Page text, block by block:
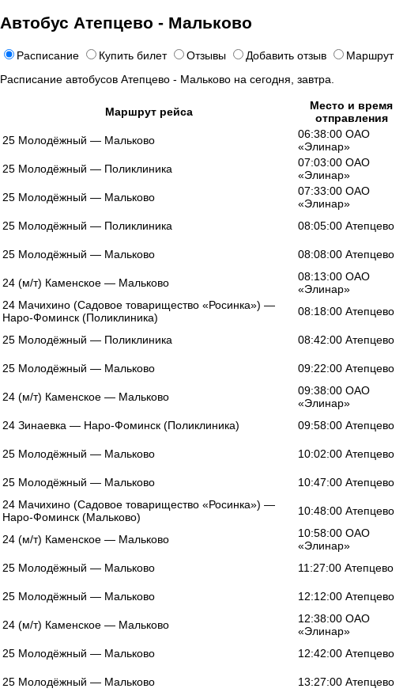
Автобус Атепцево - Мальково
Расписание Купить билет Отзывы Добавить отзыв
Маршрут
Расписание автобусов Атепцево - Мальково на сегодня, завтра.
Маршрут рейса
Место и время
отправления
25 Молодёжный — Мальково
06:38:00 ОАО
«Элинар»
25 Молодёжный — Поликлиника
07:03:00 ОАО
«Элинар»
25 Молодёжный — Мальково
07:33:00 ОАО
«Элинар»
25 Молодёжный — Поликлиника 08:05:00 Атепцево
25 Молодёжный — Мальково 08:08:00 Атепцево
24 (м/т) Каменское — Мальково
08:13:00 ОАО
«Элинар»
24 Мачихино (Садовое товарищество «Росинка») —
Наро-Фоминск (Поликлиника)
08:18:00 Атепцево
25 Молодёжный — Поликлиника 08:42:00 Атепцево
25 Молодёжный — Мальково 09:22:00 Атепцево
24 (м/т) Каменское — Мальково
09:38:00 ОАО
«Элинар»
24 Зинаевка — Наро-Фоминск (Поликлиника)
09:58:00 Атепцево
25 Молодёжный — Мальково 10:02:00 Атепцево
25 Молодёжный — Мальково 10:47:00 Атепцево
24 Мачихино (Садовое товарищество «Росинка») —
Наро-Фоминск (Мальково)
10:48:00 Атепцево
24 (м/т) Каменское — Мальково
10:58:00 ОАО
«Элинар»
25 Молодёжный — Мальково
11:27:00 Атепцево
25 Молодёжный — Мальково 12:12:00 Атепцево
24 (м/т) Каменское — Мальково
12:38:00 ОАО
«Элинар»
25 Молодёжный — Мальково
12:42:00 Атепцево
25 Молодёжный — Мальково 13:27:00 Атепцево